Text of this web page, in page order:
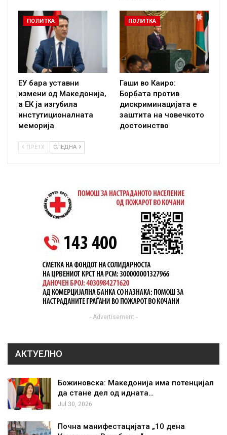
ПОЛИТКА
ЕУ бара уставни
измени од Македонија,
а ЕК ја изгубила
инстутиционалната
меморија
ПОЛИТКА
Гаши во Каиро:
Борбата против
дискриминацијата е
заштита на човечкото
достоинство
ПРЕТХ СЛЕДНА
- Advertisement -
АКТУЕЛНО
Божиновска: Македонија има потенцијал
да стане дел од идната…
Jul 30, 2026
Почна манифестацијата „10 дена